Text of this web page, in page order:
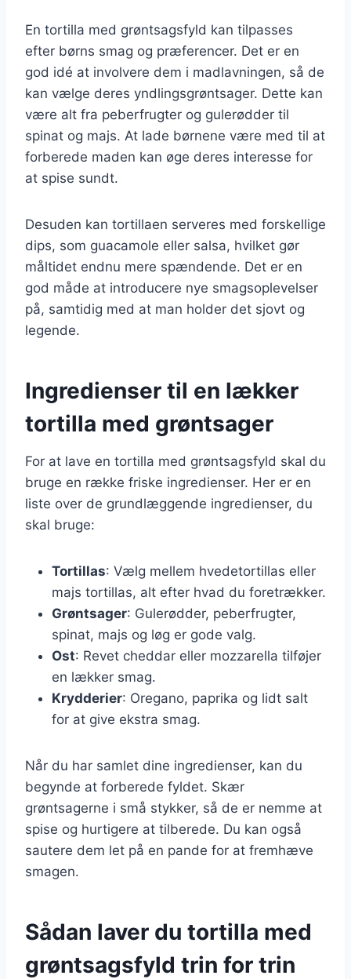
En tortilla med grøntsagsfyld kan tilpasses
efter børns smag og præferencer. Det er en
god idé at involvere dem i madlavningen, så de
kan vælge deres yndlingsgrøntsager. Dette kan
være alt fra peberfrugter og gulerødder til
spinat og majs. At lade børnene være med til at
forberede maden kan øge deres interesse for
at spise sundt.
Desuden kan tortillaen serveres med forskellige
dips, som guacamole eller salsa, hvilket gør
måltidet endnu mere spændende. Det er en
god måde at introducere nye smagsoplevelser
på, samtidig med at man holder det sjovt og
legende.
Ingredienser til en lækker
tortilla med grøntsager
For at lave en tortilla med grøntsagsfyld skal du
bruge en række friske ingredienser. Her er en
liste over de grundlæggende ingredienser, du
skal bruge:
Tortillas: Vælg mellem hvedetortillas eller
majs tortillas, alt efter hvad du foretrækker.
Grøntsager: Gulerødder, peberfrugter,
spinat, majs og løg er gode valg.
Ost: Revet cheddar eller mozzarella tilføjer
en lækker smag.
Krydderier: Oregano, paprika og lidt salt
for at give ekstra smag.
Når du har samlet dine ingredienser, kan du
begynde at forberede fyldet. Skær
grøntsagerne i små stykker, så de er nemme at
spise og hurtigere at tilberede. Du kan også
sautere dem let på en pande for at fremhæve
smagen.
Sådan laver du tortilla med
grøntsagsfyld trin for trin